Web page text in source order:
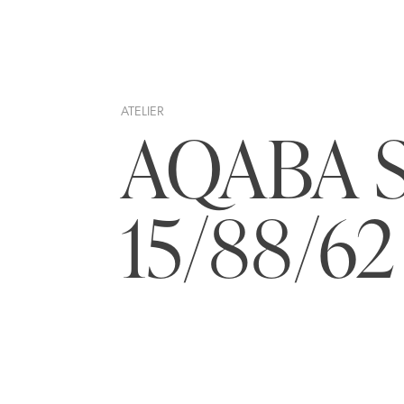
ATELIER
AQABA
15/88/62